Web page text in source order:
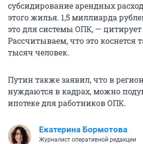
субсидирование арендных
этого жилья. 1,5 миллиарда
это для системы ОПК, —
Рассчитываем, что это коснется
тысяч человек.
Путин также заявил, что в
нуждаются в кадрах, можно
ипотеке для работников ОПК.
Екатерина Бормотова
Журналист оперативной редакции